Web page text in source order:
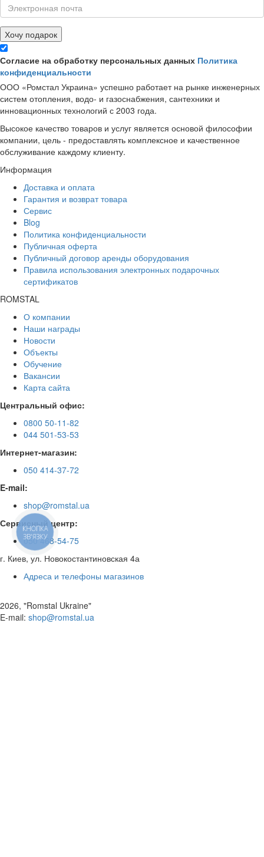
Хочу подарок
Согласие на обработку персональных данных Политика
конфиденциальности
ООО «Ромстал Украина» успешно работает на рынке инженерных
систем отопления, водо- и газоснабжения, сантехники и
инновационных технологий с 2003 года.
Высокое качество товаров и услуг является основой философии
компании, цель - предоставлять комплексное и качественное
обслуживание каждому клиенту.
Информация
Доставка и оплата
Гарантия и возврат товара
Сервис
Blog
Политика конфиденциальности
Публичная оферта
Публичный договор аренды оборудования
Правила использования электронных подарочных
сертификатов
ROMSTAL
О компании
Наши награды
Новости
Объекты
Обучение
Вакансии
Карта сайта
Центральный офис:
0800 50-11-82
044 501-53-53
Интернет-магазин:
050 414-37-72
E-mail:
shop@romstal.ua
Сервисный центр:
050 468-54-75
г. Киев, ул. Новокостантиновская 4а
Адреса и телефоны магазинов
2026, "Romstal Ukraine"
​E-mail: shop@romstal.ua
КНОПКА
ЗВ'ЯЗКУ